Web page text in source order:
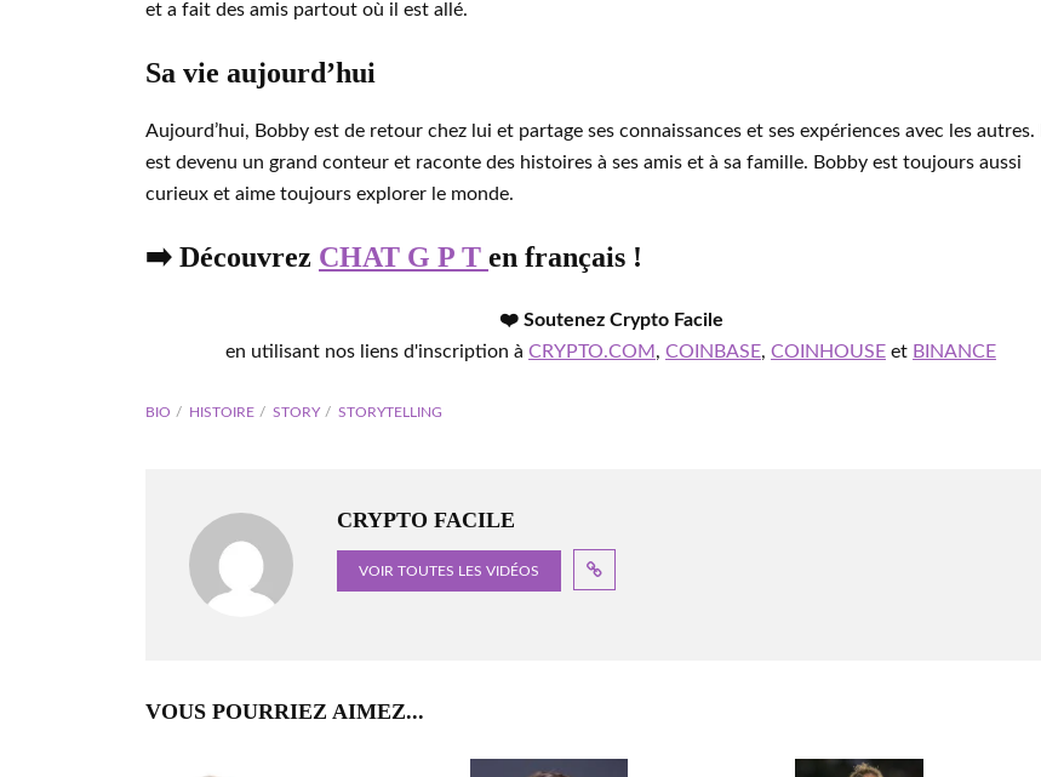
et a fait des amis partout où il est allé.
Sa vie aujourd’hui
Aujourd’hui, Bobby est de retour chez lui et partage ses connaissances et ses expériences avec les autres. Il
est devenu un grand conteur et raconte des histoires à ses amis et à sa famille. Bobby est toujours aussi
curieux et aime toujours explorer le monde.
➡️ Découvrez CHAT G P T en français !
❤️ Soutenez Crypto Facile
en utilisant nos liens d'inscription à CRYPTO.COM , COINBASE, COINHOUSE et BINANCE
BIO HISTOIRE STORY STORYTELLING
CRYPTO FACILE
VOIR TOUTES LES VIDÉOS
VOUS POURRIEZ AIMEZ...